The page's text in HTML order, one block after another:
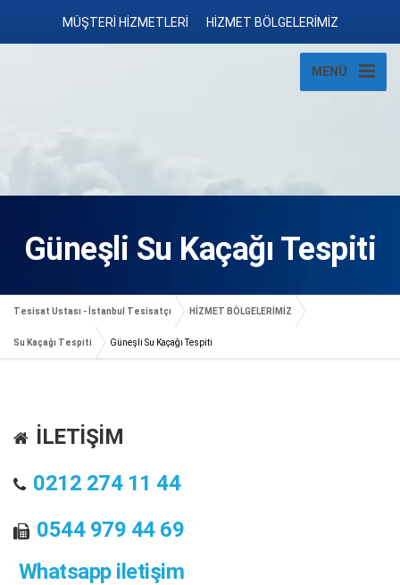
MÜŞTERİ HİZMETLERİ HİZMET BÖLGELERİMİZ
MENÜ
Güneşli Su Kaçağı Tespiti
Tesisat Ustası - İstanbul Tesisatçı HİZMET BÖLGELERİMİZ
Su Kaçağı Tespiti Güneşli Su Kaçağı Tespiti
İLETİŞİM
0212 274 11 44
0544 979 44 69
Whatsapp iletişim